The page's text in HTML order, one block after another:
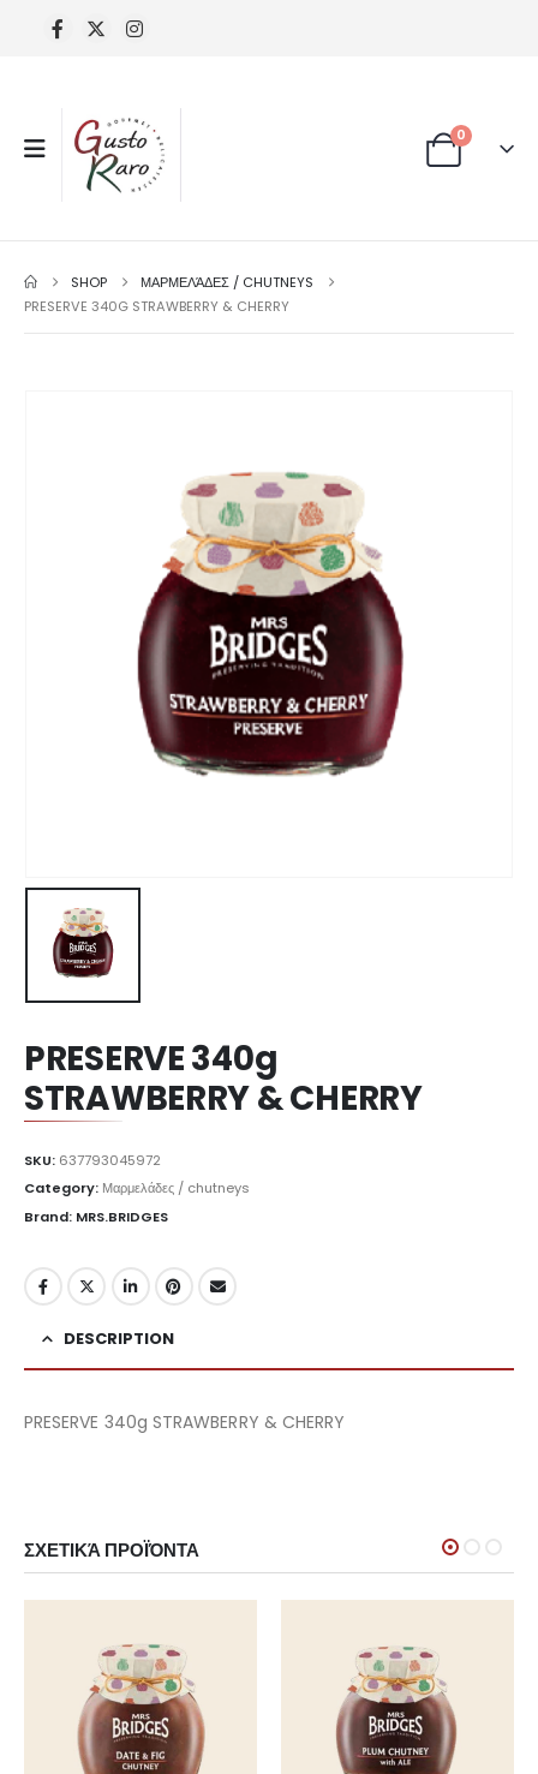
0
SHOP
ΜΑΡΜΕΛΆΔΕΣ / CHUTNEYS
PRESERVE 340G STRAWBERRY & CHERRY
PRESERVE 340g
STRAWBERRY & CHERRY
SKU: 637793045972
Category: Μαρμελάδες / chutneys
Brand: MRS.BRIDGES
DESCRIPTION
PRESERVE 340g STRAWBERRY & CHERRY
ΣΧΕΤΙΚΆ ΠΡΟΪΌΝΤΑ